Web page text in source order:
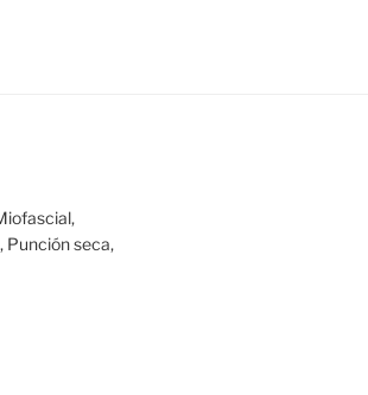
Punción seca,